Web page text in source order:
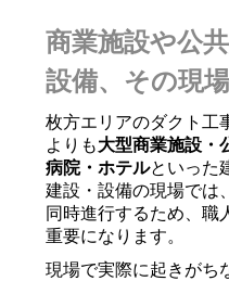
商業施設や公
設備、その現
枚方エリアのダクト工
よりも大型商業施設・
病院・ホテルといった
建設・設備の現場では
同時進行するため、職
重要になります。
現場で実際に起きがち